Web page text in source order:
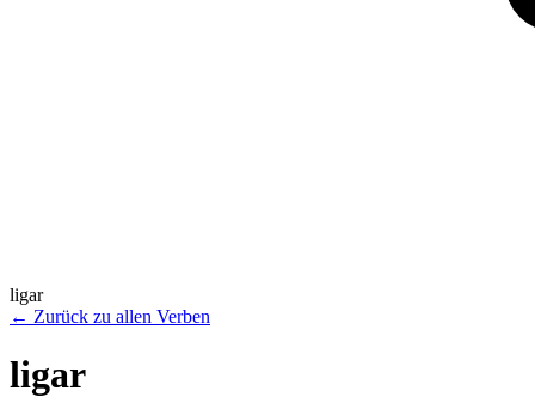
ligar
← Zurück zu allen Verben
ligar